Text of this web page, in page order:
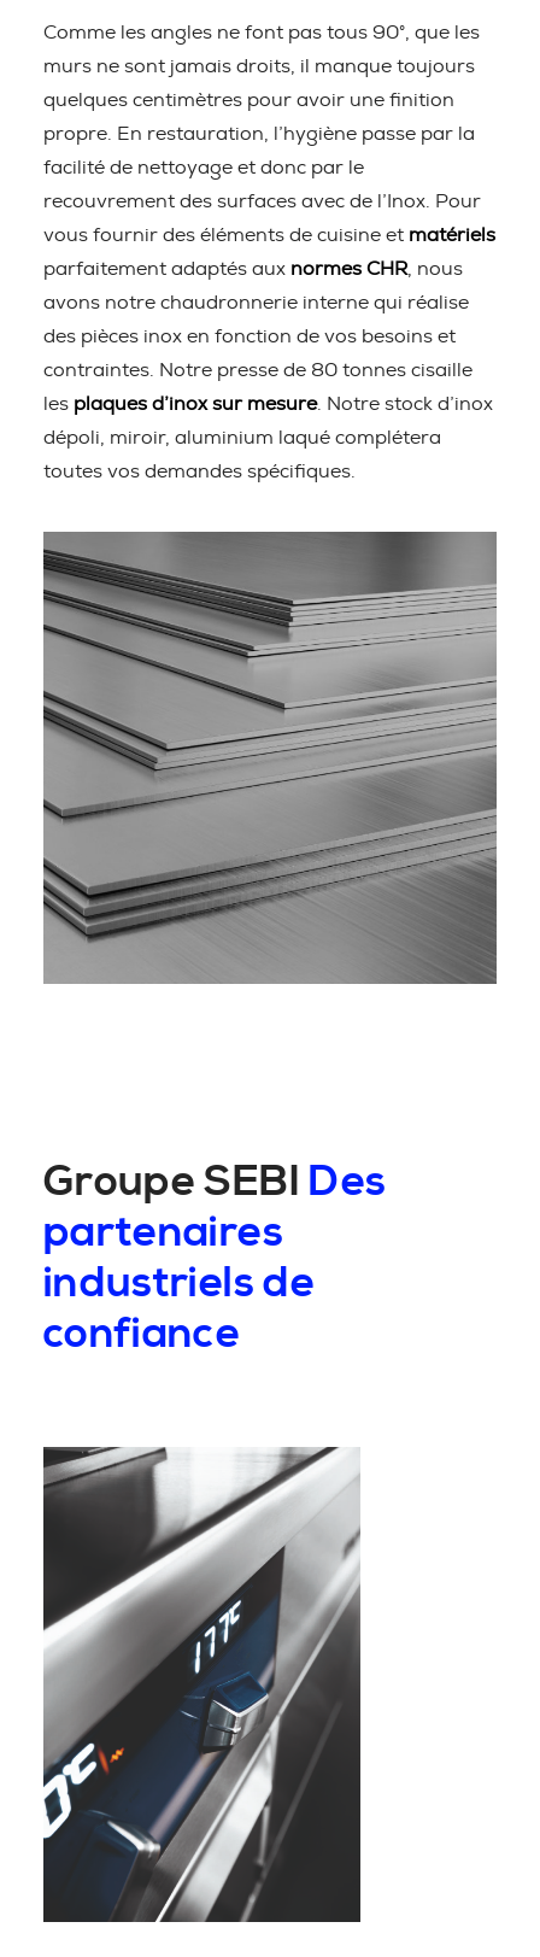
Comme les angles ne font pas tous 90°, que les
murs ne sont jamais droits, il manque toujours
quelques centimètres pour avoir une finition
propre. En restauration, l’hygiène passe par la
facilité de nettoyage et donc par le
recouvrement des surfaces avec de l’Inox. Pour
vous fournir des éléments de cuisine et matériels
parfaitement adaptés aux normes CHR , nous
avons notre chaudronnerie interne qui réalise
des pièces inox en fonction de vos besoins et
contraintes. Notre presse de 80 tonnes cisaille
les plaques d’inox sur mesure. Notre stock d’inox
dépoli, miroir, aluminium laqué complétera
toutes vos demandes spécifiques.
Groupe SEBI Des
partenaires
industriels de
confiance